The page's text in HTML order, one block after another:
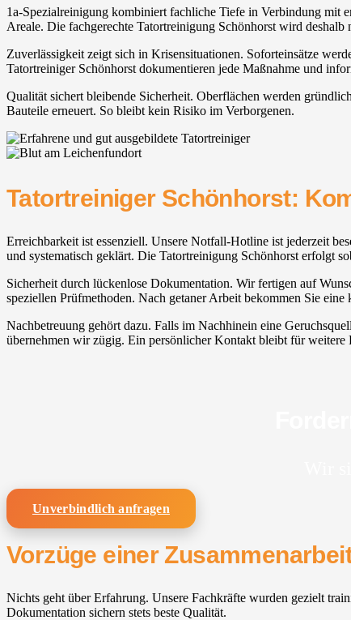
1a-Spezialreinigung kombiniert fachliche Tiefe in Verbindung mit
Areale. Die fachgerechte Tatortreinigung Schönhorst wird
Zuverlässigkeit zeigt sich in Krisensituationen. Soforteinsätze
Tatortreiniger Schönhorst dokumentieren jede Maßnahme und
Qualität sichert bleibende Sicherheit. Oberflächen werden
Bauteile erneuert. So bleibt kein Risiko im Verborgenen.
Tatortreiniger Schönhorst:
Erreichbarkeit ist essenziell. Unsere Notfall-Hotline ist jederzeit
und systematisch geklärt. Die Tatortreinigung Schönhorst erfolgt
Sicherheit durch lückenlose Dokumentation. Wir fertigen auf
speziellen Prüfmethoden. Nach getaner Arbeit bekommen Sie
Nachbetreuung gehört dazu. Falls im Nachhinein eine
übernehmen wir zügig. Ein persönlicher Kontakt bleibt für weitere
Unverbindlich anfragen
Vorzüge einer
Nichts geht über Erfahrung. Unsere Fachkräfte wurden gezielt
Dokumentation sichern stets beste Qualität.